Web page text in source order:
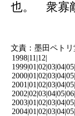
也。 衆寡
文責：墨田ペトリ
1998| 11 12
1999|01 |02|03|04|05
2000|01 |02|03|04|05
2001|01 |02|03|04|05
2002|02|03|04|05|06
2003|01 |02|03|04|05
2004|01 |02|03|04|05